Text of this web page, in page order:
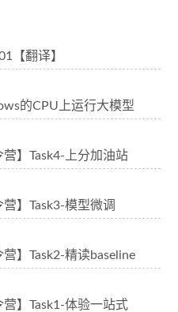
【翻译】
的CPU上运行大模型
营】Task4-上分加油站
营】Task3-模型微调
营】Task2-精读baseline
营】Task1-体验一站式